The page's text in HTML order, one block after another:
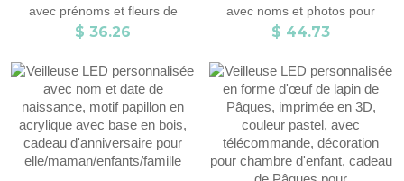
avec prénoms et fleurs de
naissance, veilleuse en
cadeau d'anniversaire/fête des
mères pour elle/maman/grand-
mère
$ 36.26
avec noms et photos pour
enfants, veilleuse en acrylique
d'anniversaire/fête des mères
pour elle/maman/grand-mère
$ 44.73